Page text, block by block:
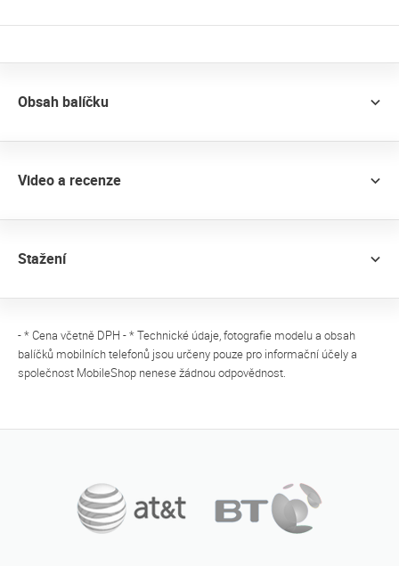
Obsah balíčku
Video a recenze
Stažení
- * Cena včetně DPH - * Technické údaje, fotografie modelu a obsah
balíčků mobilních telefonů jsou určeny pouze pro informační účely a
společnost MobileShop nenese žádnou odpovědnost.